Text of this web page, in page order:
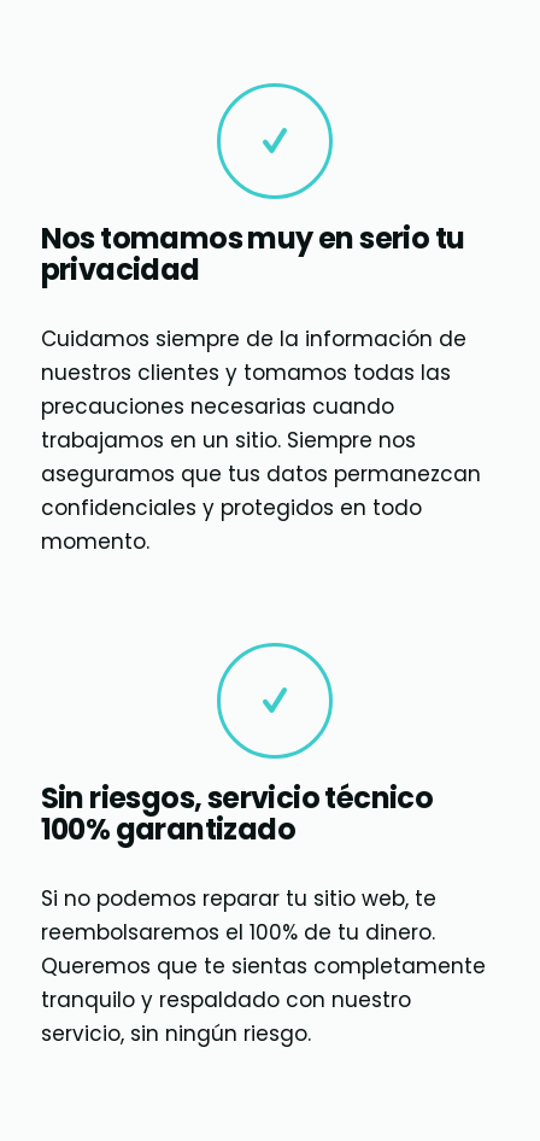
Nos tomamos muy en serio tu
privacidad
Cuidamos siempre de la información de
nuestros clientes y tomamos todas las
precauciones necesarias cuando
trabajamos en un sitio. Siempre nos
aseguramos que tus datos permanezcan
confidenciales y protegidos en todo
momento.
Sin riesgos, servicio técnico
100% garantizado
Si no podemos reparar tu sitio web, te
reembolsaremos el 100% de tu dinero.
Queremos que te sientas completamente
tranquilo y respaldado con nuestro
servicio, sin ningún riesgo.